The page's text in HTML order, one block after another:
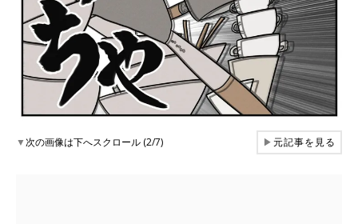
▼次の画像は下へスクロール (2/7) ▶元記事を見る